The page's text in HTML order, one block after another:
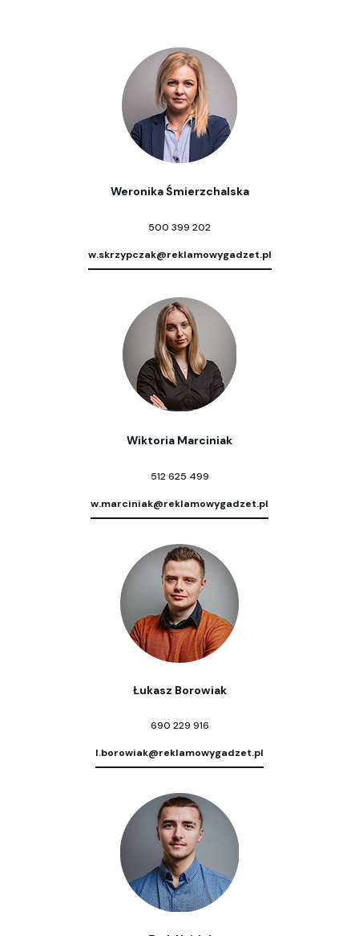
Weronika Śmierzchalska
500 399 202
w.skrzypczak@reklamowygadzet.pl
Wiktoria Marciniak
512 625 499
w.marciniak@reklamowygadzet.pl
Łukasz Borowiak
690 229 916
l.borowiak@reklamowygadzet.pl